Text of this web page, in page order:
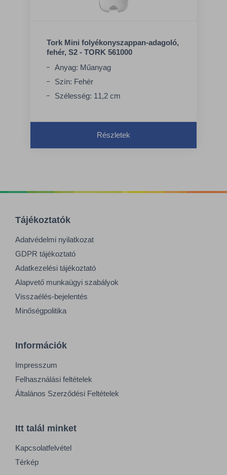
Tork Mini folyékonyszappan-adagoló,
fehér, S2 - TORK 561000
Anyag: Műanyag
Szín: Fehér
Szélesség: 11,2 cm
Részletek
Tájékoztatók
Adatvédelmi nyilatkozat
GDPR tájékoztató
Adatkezelési tájékoztató
Alapvető munkaügyi szabályok
Visszaélés-bejelentés
Minőségpolitika
Információk
Impresszum
Felhasználási feltételek
Általános Szerződési Feltételek
Itt talál minket
Kapcsolatfelvétel
Térkép